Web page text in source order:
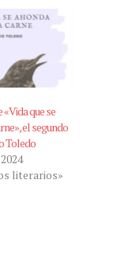
que se
el segundo
Toledo
literarios»